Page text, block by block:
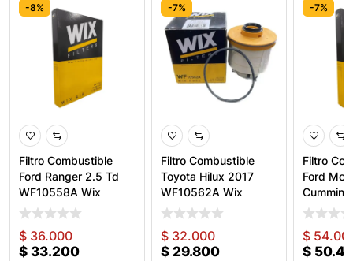
-8%
Filtro Combustible
Ford Ranger 2.5 Td
WF10558A Wix
$36.000
$ 33.200
-7%
Filtro Combustible
Toyota Hilux 2017
WF10562A Wix
$32.000
$ 29.800
-7%
Filtro
Ford
$
$